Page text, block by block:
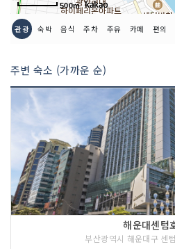
500m
관광 숙박 음식 주차 주유 카페 편의
주변 숙소 (가까운 순)
해운대센텀
부산광역시 해운대구 센